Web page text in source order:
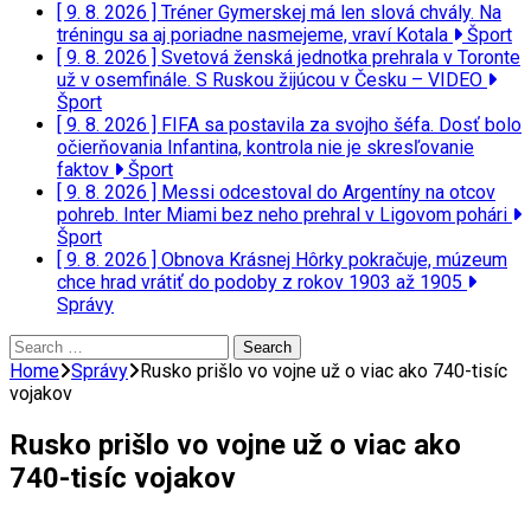
[ 9. 8. 2026 ] Tréner Gymerskej má len slová chvály. Na
tréningu sa aj poriadne nasmejeme, vraví Kotala
Šport
[ 9. 8. 2026 ] Svetová ženská jednotka prehrala v Toronte
už v osemfinále. S Ruskou žijúcou v Česku – VIDEO
Šport
[ 9. 8. 2026 ] FIFA sa postavila za svojho šéfa. Dosť bolo
očierňovania Infantina, kontrola nie je skresľovanie
faktov
Šport
[ 9. 8. 2026 ] Messi odcestoval do Argentíny na otcov
pohreb. Inter Miami bez neho prehral v Ligovom pohári
Šport
[ 9. 8. 2026 ] Obnova Krásnej Hôrky pokračuje, múzeum
chce hrad vrátiť do podoby z rokov 1903 až 1905
Správy
Search
for:
Home Správy Rusko prišlo vo vojne už o viac ako 740-tisíc
vojakov
Rusko prišlo vo vojne už o viac ako
740-tisíc vojakov